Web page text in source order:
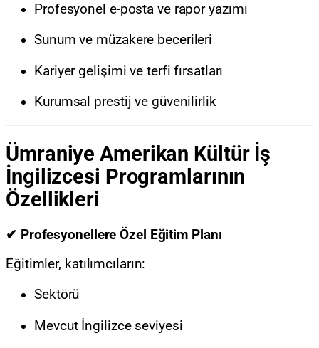
Profesyonel e-posta ve rapor yazımı
Sunum ve müzakere becerileri
Kariyer gelişimi ve terfi fırsatları
Kurumsal prestij ve güvenilirlik
Ümraniye Amerikan Kültür İş
İngilizcesi Programlarının
Özellikleri
✔ Profesyonellere Özel Eğitim Planı
Eğitimler, katılımcıların:
Sektörü
Mevcut İngilizce seviyesi